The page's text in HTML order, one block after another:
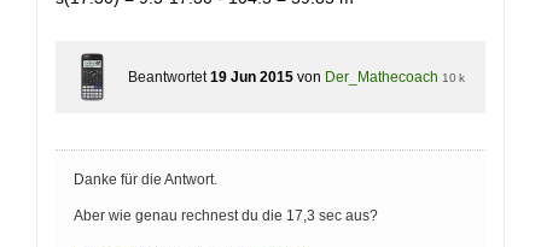
Beantwortet 19 Jun 2015 von Der_Mathecoach 10 k
Danke für die Antwort.
Aber wie genau rechnest du die 17,3 sec aus?